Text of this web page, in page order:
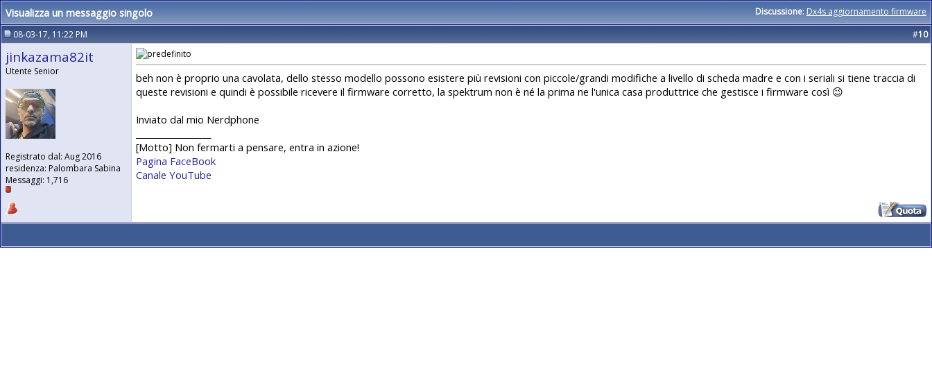
Discussione: Dx4s aggiornamento firmware
Visualizza un messaggio singolo
08-03-17, 11:22 PM #10
jinkazama82it
Utente Senior
Registrato dal: Aug 2016
residenza: Palombara Sabina
Messaggi: 1,716
beh non è proprio una cavolata, dello stesso modello possono esistere più revisioni con piccole/grandi modifiche a livello di scheda madre e con i seriali si tiene traccia di
queste revisioni e quindi è possibile ricevere il firmware corretto, la spektrum non è né la prima ne l'unica casa produttrice che gestisce i firmware così 😉
Inviato dal mio Nerdphone
[Motto] Non fermarti a pensare, entra in azione!
Pagina FaceBook
Canale YouTube